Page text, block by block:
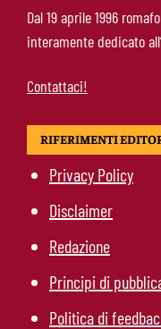
Dal 19 aprile 1996
interamente dedicato
Contattaci!
RIFERIMENTI
Privacy Policy
Disclaimer
Redazione
Principi di
Politica di